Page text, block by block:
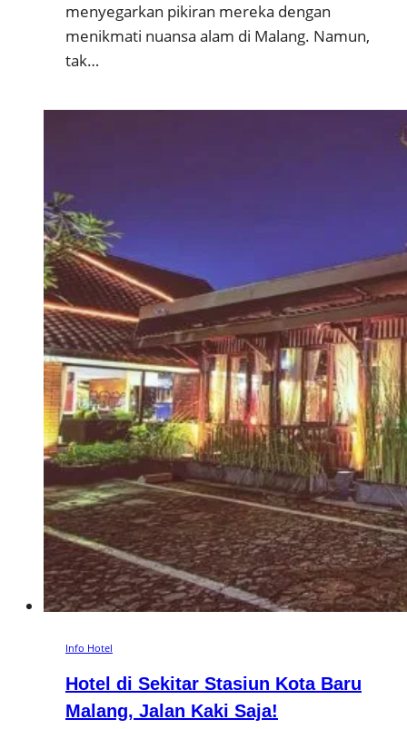
menyegarkan pikiran mereka dengan
menikmati nuansa alam di Malang. Namun,
tak…
Info Hotel
Hotel di Sekitar Stasiun Kota Baru
Malang, Jalan Kaki Saja!